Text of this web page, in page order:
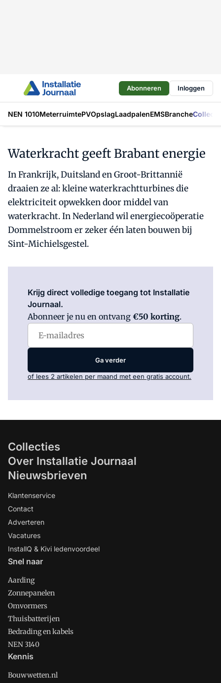
Abonneren Inloggen
NEN 1010MeterruimtePVOpslagLaadpalenEMSBranche
Waterkracht geeft Brabant energie
In Frankrijk, Duitsland en Groot-Brittannië
draaien ze al: kleine waterkrachtturbines die
elektriciteit opwekken door middel van
waterkracht. In Nederland wil energiecoöperatie
Dommelstroom er zeker één laten bouwen bij
Sint-Michielsgestel.
Krijg direct volledige toegang tot Installatie
Journaal.
Abonneer je nu en ontvang €50 korting.
Ga verder
of lees 2 artikelen per maand met een gratis account.
Collecties
Over Installatie Journaal
Nieuwsbrieven
Klantenservice
Contact
Adverteren
Vacatures
InstallQ & Kivi ledenvoordeel
Snel naar
Aarding
Zonnepanelen
Omvormers
Thuisbatterijen
Bedrading en kabels
NEN 3140
Kennis
Bouwwetten.nl